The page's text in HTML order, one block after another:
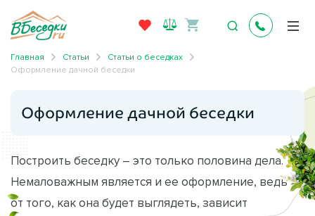
Главная Статьи
Статьи о беседках
Оформление дачной беседки
Оформление дачной беседки
Построить беседку – это только половина дела.
Немаловажным является и ее оформление, ведь
от того, как она будет выглядеть, зависит